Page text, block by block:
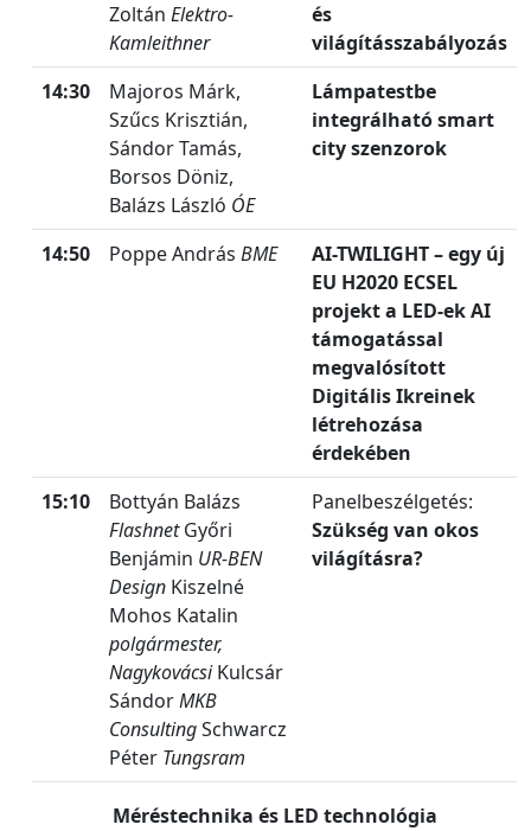
Zoltán Elektro-
Kamleithner
és
világításszabályozás
14:30
Majoros Márk,
Szűcs Krisztián,
Sándor Tamás,
Borsos Döniz,
Balázs László ÓE
Lámpatestbe
integrálható smart
city szenzorok
14:50 Poppe András BME
AI-TWILIGHT – egy új
EU H2020 ECSEL
projekt a LED-ek AI
támogatással
megvalósított
Digitális Ikreinek
létrehozása
érdekében
15:10
Bottyán Balázs
FlashnetGyőri
Benjámin UR-BEN
Design Kiszelné
Mohos Katalin
polgármester,
NagykovácsiKulcsár
SándorMKB
ConsultingSchwarcz
Péter Tungsram
Panelbeszélgetés:
Szükség van okos
világításra?
Méréstechnika és LED technológia